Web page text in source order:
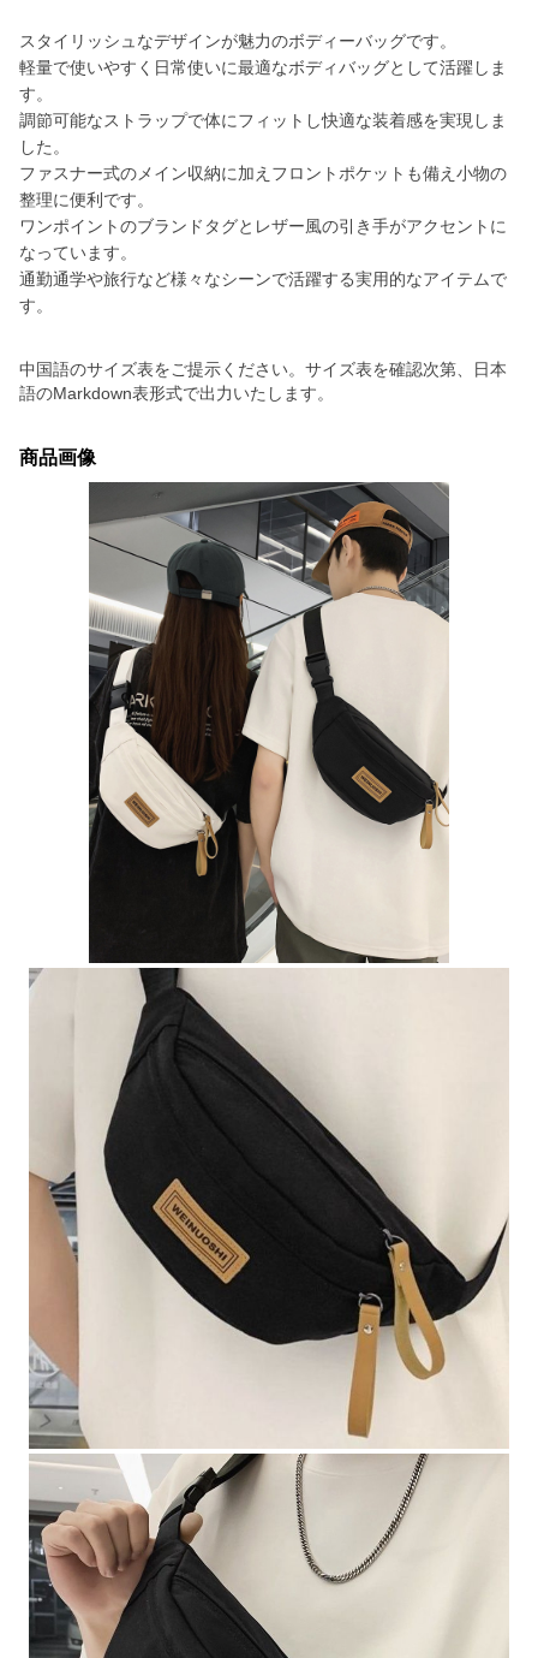
スタイリッシュなデザインが魅力のボディーバッグです。
軽量で使いやすく日常使いに最適なボディバッグとして活躍しま
す。
調節可能なストラップで体にフィットし快適な装着感を実現しま
した。
ファスナー式のメイン収納に加えフロントポケットも備え小物の
整理に便利です。
ワンポイントのブランドタグとレザー風の引き手がアクセントに
なっています。
通勤通学や旅行など様々なシーンで活躍する実用的なアイテムで
す。
中国語のサイズ表をご提示ください。サイズ表を確認次第、日本
語のMarkdown表形式で出力いたします。
商品画像